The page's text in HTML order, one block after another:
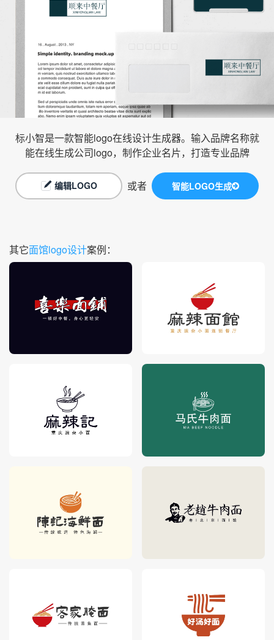
标小智是一款智能logo在线设计生成器。输入品牌名称就
能在线生成公司logo，制作企业名片，打造专业品牌
编辑LOGO 或者 智能LOGO生成
其它面馆logo设计案例：